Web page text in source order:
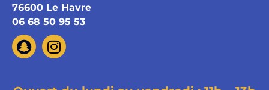
76600 Le Havre
06 68 50 95 53